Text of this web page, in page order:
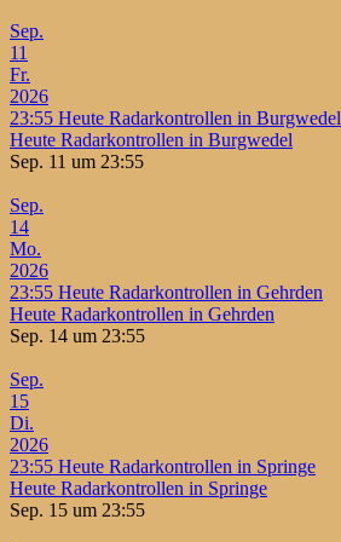
Sep.
11
Fr.
2026
23:55 Heute Radarkontrollen in Burgwedel
Heute Radarkontrollen in Burgwedel
Sep. 11 um 23:55
Sep.
14
Mo.
2026
23:55 Heute Radarkontrollen in Gehrden
Heute Radarkontrollen in Gehrden
Sep. 14 um 23:55
Sep.
15
Di.
2026
23:55 Heute Radarkontrollen in Springe
Heute Radarkontrollen in Springe
Sep. 15 um 23:55